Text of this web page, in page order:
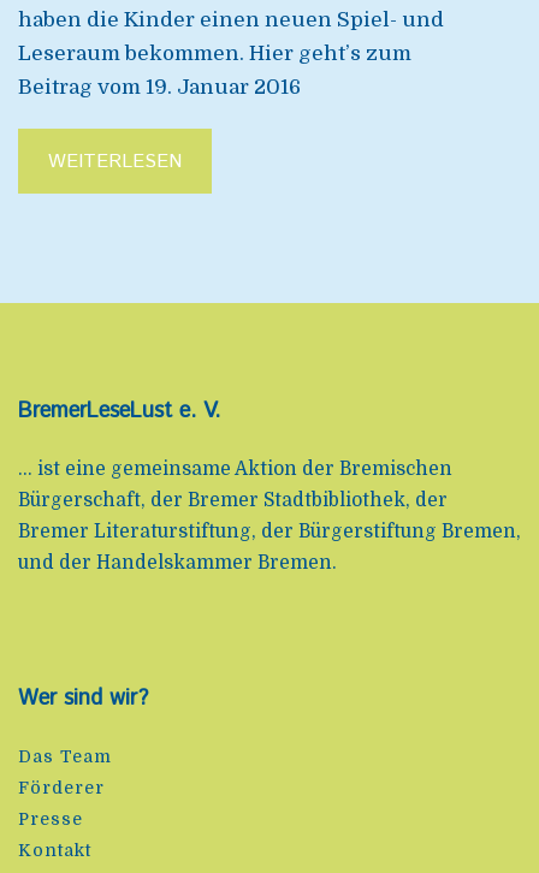
haben die Kinder einen neuen Spiel- und
Leseraum bekommen. Hier geht’s zum
Beitrag vom 19. Januar 2016
WEITERLESEN
BremerLeseLust e. V.
... ist eine gemeinsame Aktion der Bremischen
Bürgerschaft, der Bremer Stadtbibliothek, der
Bremer Literaturstiftung, der Bürgerstiftung Bremen,
und der Handelskammer Bremen.
Wer sind wir?
Das Team
Förderer
Presse
Kontakt